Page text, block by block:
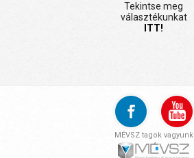
Tekintse meg
választékunkat
ITT!
MÉVSZ tagok vagyunk